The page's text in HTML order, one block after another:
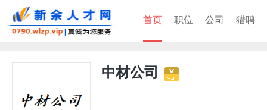
首页 职位 公司 猎聘
中材公司